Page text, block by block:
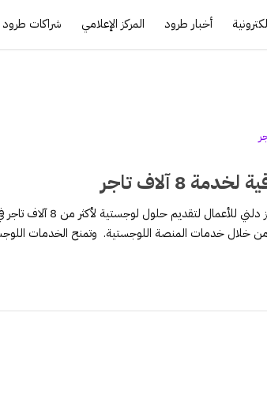
أخبار طرود المركز الإعلامي شراكات طرود
آلاف تاجر
أعلنت طرود منصة عن الدخول في شراكة استراتيجية مع
خلال خدمات المنصة اللوجستية. وتمنح الخدمات